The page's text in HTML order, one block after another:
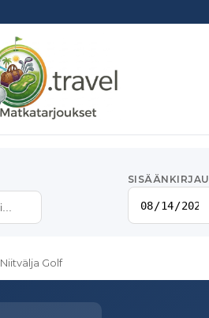
Niitvälja Golf